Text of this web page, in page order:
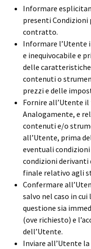
Informare
presenti Condizioni
contratto.
Informare l’Utente
e inequivocabile e
delle
contenuti o
prezzi e delle
Fornire all’Utente
Analogamente, e
contenuti e/o
all’Utente, prima
eventuali
condizioni
finale relativo agli
Confermare
salvo nel caso in
questione sia
(ove richiesto) e
dell’Utente.
Inviare all’Utente